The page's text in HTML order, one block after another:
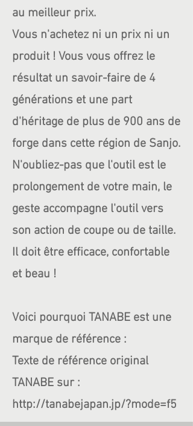
au meilleur prix.
Vous n'achetez ni un prix ni un
produit ! Vous vous offrez le
résultat un savoir-faire de 4
générations et une part
d'héritage de plus de 900 ans de
forge dans cette région de Sanjo.
N'oubliez-pas que l'outil est le
prolongement de votre main, le
geste accompagne l'outil vers
son action de coupe ou de taille.
Il doit être efficace, confortable
et beau !
Voici pourquoi TANABE est une
marque de référence :
Texte de référence original
TANABE sur :
http://tanabejapan.jp/?mode=f5